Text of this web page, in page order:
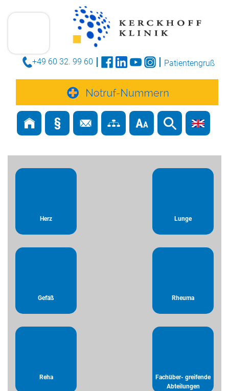
+49 60 32. 99 60 Patientengruß
Herz Lunge
Gefäß Rheuma
Reha
Fachüber- greifende
Abteilungen